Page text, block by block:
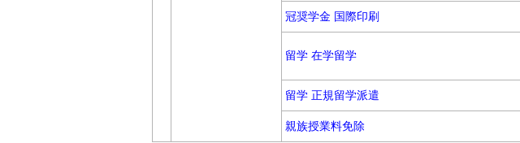
冠奨学金 国際印刷
留学 在学留学
留学 正規留学派遣
親族授業料免除